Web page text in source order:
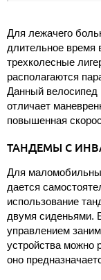
Для лежачего
длительное время
трехколесные
располагаются
Данный велосипед
отличает
повышенная
ТАНДЕМЫ С
Для
дается
использование
двумя сиденьями.
управлением
устройства можно
оно